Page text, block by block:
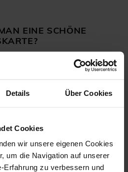
Details Über Cookies
Cookies
wir unsere eigenen Cookies
um die Navigation auf unserer
Erfahrung zu verbessern und
EINE SCHÖNE
Sie sicherlich erstmal
es ganz bestimmt der
war, erst einmal nicht
beendet. Es bleibt Ihnen
für eine rundum gelungene
von passenden
paar persönlichen Worten.